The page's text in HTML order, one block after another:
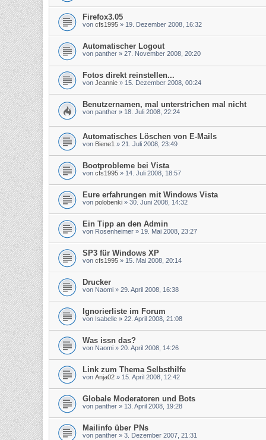
Firefox3.05
von cfs1995 » 19. Dezember 2008, 16:32
Automatischer Logout
von panther » 27. November 2008, 20:20
Fotos direkt reinstellen...
von Jeannie » 15. Dezember 2008, 00:24
Benutzernamen, mal unterstrichen mal nicht
von panther » 18. Juli 2008, 22:24
Automatisches Löschen von E-Mails
von Biene1 » 21. Juli 2008, 23:49
Bootprobleme bei Vista
von cfs1995 » 14. Juli 2008, 18:57
Eure erfahrungen mit Windows Vista
von polobenki » 30. Juni 2008, 14:32
Ein Tipp an den Admin
von Rosenheimer » 19. Mai 2008, 23:27
SP3 für Windows XP
von cfs1995 » 15. Mai 2008, 20:14
Drucker
von Naomi » 29. April 2008, 16:38
Ignorierliste im Forum
von Isabelle » 22. April 2008, 21:08
Was issn das?
von Naomi » 20. April 2008, 14:26
Link zum Thema Selbsthilfe
von Anja02 » 15. April 2008, 12:42
Globale Moderatoren und Bots
von panther » 13. April 2008, 19:28
Mailinfo über PNs
von panther » 3. Dezember 2007, 21:31